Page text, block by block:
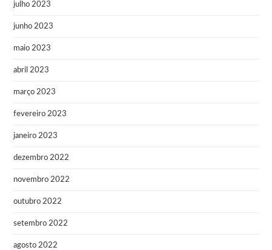
julho 2023
junho 2023
maio 2023
abril 2023
março 2023
fevereiro 2023
janeiro 2023
dezembro 2022
novembro 2022
outubro 2022
setembro 2022
agosto 2022